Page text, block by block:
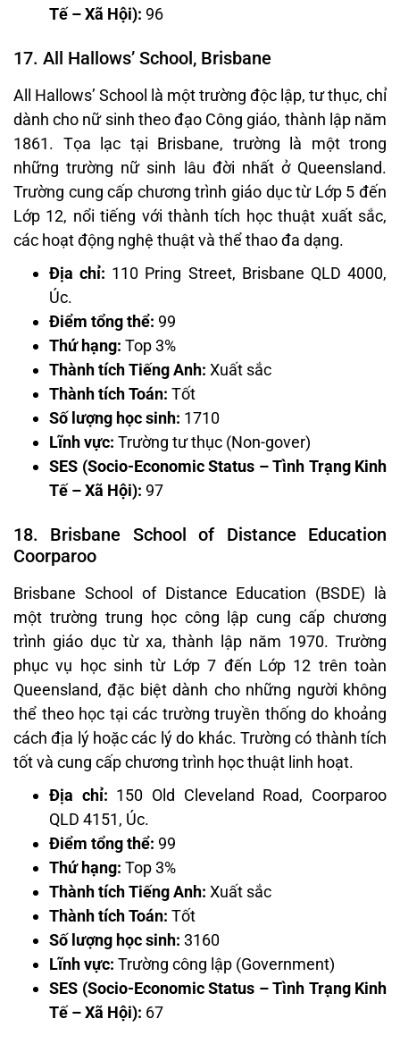
Tế – Xã Hội): 96
17. All Hallows’ School, Brisbane
All Hallows’ School là một trường độc lập, tư thục, chỉ
dành cho nữ sinh theo đạo Công giáo, thành lập năm
1861. Tọa lạc tại Brisbane, trường là một trong
những trường nữ sinh lâu đời nhất ở Queensland.
Trường cung cấp chương trình giáo dục từ Lớp 5 đến
Lớp 12, nổi tiếng với thành tích học thuật xuất sắc,
các hoạt động nghệ thuật và thể thao đa dạng.
Địa chỉ: 110 Pring Street, Brisbane QLD 4000,
Úc.
Điểm tổng thể: 99
Thứ hạng: Top 3%
Thành tích Tiếng Anh: Xuất sắc
Thành tích Toán: Tốt
Số lượng học sinh: 1710
Lĩnh vực: Trường tư thục (Non-gover)
SES (Socio-Economic Status – Tình Trạng Kinh
Tế – Xã Hội): 97
18. Brisbane School of Distance Education
Coorparoo
Brisbane School of Distance Education (BSDE) là
một trường trung học công lập cung cấp chương
trình giáo dục từ xa, thành lập năm 1970. Trường
phục vụ học sinh từ Lớp 7 đến Lớp 12 trên toàn
Queensland, đặc biệt dành cho những người không
thể theo học tại các trường truyền thống do khoảng
cách địa lý hoặc các lý do khác. Trường có thành tích
tốt và cung cấp chương trình học thuật linh hoạt.
Địa chỉ: 150 Old Cleveland Road, Coorparoo
QLD 4151, Úc.
Điểm tổng thể: 99
Thứ hạng: Top 3%
Thành tích Tiếng Anh: Xuất sắc
Thành tích Toán: Tốt
Số lượng học sinh: 3160
Lĩnh vực: Trường công lập (Government)
SES (Socio-Economic Status – Tình Trạng Kinh
Tế – Xã Hội): 67